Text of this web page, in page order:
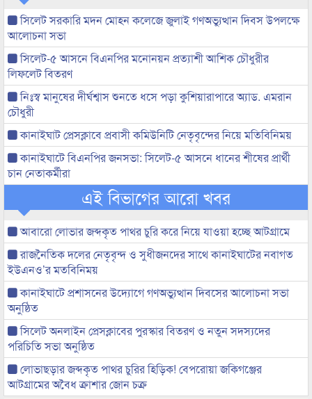
সিলেট সরকারি মদন মোহন কলেজে জুলাই গণঅভ্যুত্থান দিবস উপলক্ষে
আলোচনা সভা
সিলেট-৫ আসনে বিএনপির মনোনয়ন প্রত্যাশী আশিক চৌধুরীর
লিফলেট বিতরণ
নিঃস্ব মানুষের দীর্ঘশ্বাস শুনতে ধসে পড়া কুশিয়ারাপারে অ্যাড. এমরান
চৌধুরী
কানাইঘাট প্রেসক্লাবে প্রবাসী কমিউনিটি নেতৃবৃন্দের নিয়ে মতিবিনিময়
কানাইঘাটে বিএনপির জনসভা: সিলেট-৫ আসনে ধানের শীষের প্রার্থী
চান নেতাকর্মীরা
এই বিভাগের আরো খবর
আবারো লোভার জব্দকৃত পাথর চুরি করে নিয়ে যাওয়া হচ্ছে আটগ্রামে
রাজনৈতিক দলের নেতৃবৃন্দ ও সুধীজনদের সাথে কানাইঘাটের নবাগত
ইউএনও’র মতবিনিময়
কানাইঘাটে প্রশাসনের উদ্যোগে গণঅভ্যুত্থান দিবসের আলোচনা সভা
অনুষ্ঠিত
সিলেট অনলাইন প্রেসক্লাবের পুরস্কার বিতরণ ও নতুন সদস্যদের
পরিচিতি সভা অনুষ্ঠিত
লোভাছড়ার জব্দকৃত পাথর চুরির হিড়িক! বেপরোয়া জকিগঞ্জের
আটগ্রামের অবৈধ ক্রাশার জোন চক্র